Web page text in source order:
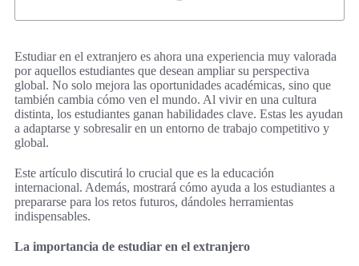
Estudiar en el extranjero es ahora una experiencia muy valorada
por aquellos estudiantes que desean ampliar su perspectiva
global. No solo mejora las oportunidades académicas, sino que
también cambia cómo ven el mundo. Al vivir en una cultura
distinta, los estudiantes ganan habilidades clave. Estas les ayudan
a adaptarse y sobresalir en un entorno de trabajo competitivo y
global.
Este artículo discutirá lo crucial que es la educación
internacional. Además, mostrará cómo ayuda a los estudiantes a
prepararse para los retos futuros, dándoles herramientas
indispensables.
La importancia de estudiar en el extranjero